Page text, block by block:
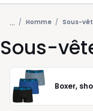
vus
... Homme Sous-
Sous-
Boxer,